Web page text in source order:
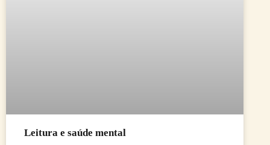
Leitura e saúde mental